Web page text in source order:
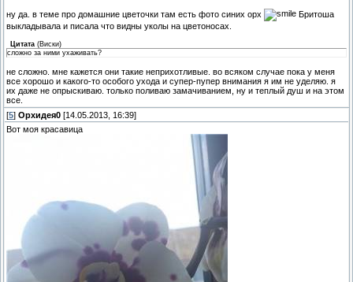
ну да. в теме про домашние цветочки там есть фото синих орх
Бритоша
выкладывала и писала что видны уколы на цветоносах.
Цитата (Виски)
сложно за ними ухаживать?
не сложно. мне кажется они такие неприхотливые. во всяком случае пока у меня
все хорошо и какого-то особого ухода и супер-пупер внимания я им не уделяю. я
их даже не опрыскиваю. только поливаю замачиванием, ну и теплый душ и на этом
все.
[5] Орхидея0 [14.05.2013, 16:39]
Вот моя красавица